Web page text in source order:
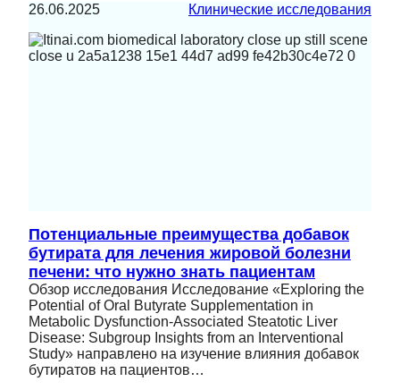
26.06.2025 Клинические исследования
Потенциальные преимущества добавок
бутирата для лечения жировой болезни
печени: что нужно знать пациентам
Обзор исследования Исследование «Exploring the
Potential of Oral Butyrate Supplementation in
Metabolic Dysfunction-Associated Steatotic Liver
Disease: Subgroup Insights from an Interventional
Study» направлено на изучение влияния добавок
бутиратов на пациентов…